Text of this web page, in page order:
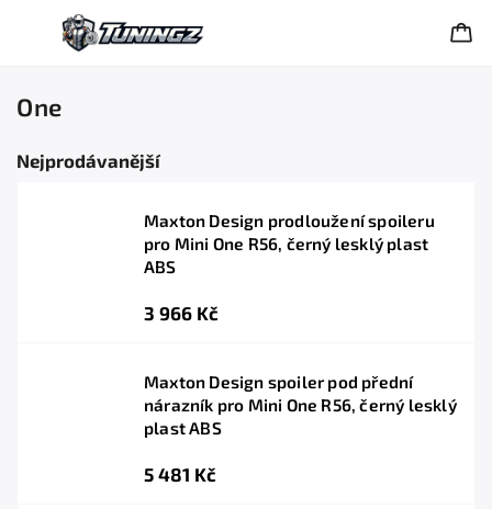
One
Nejprodávanější
Maxton Design prodloužení spoileru
pro Mini One R56, černý lesklý plast
ABS
3 966 Kč
Maxton Design spoiler pod přední
nárazník pro Mini One R56, černý lesklý
plast ABS
5 481 Kč